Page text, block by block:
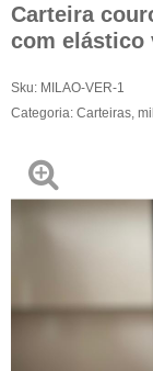
Carteira
com elástico
Sku: MILAO-VER-1
Categoria: Carteiras,